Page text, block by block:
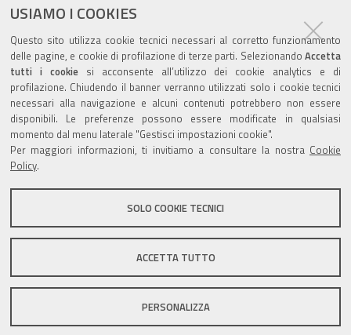
USIAMO I COOKIES
Questo sito utilizza cookie tecnici necessari al corretto funzionamento
delle pagine, e cookie di profilazione di terze parti. Selezionando Accetta
tutti i cookiesi acconsente all’utilizzo dei cookie analytics e di
profilazione. Chiudendo il banner verranno utilizzati solo i cookie tecnici
necessari alla navigazione e alcuni contenuti potrebbero non essere
disponibili. Le preferenze possono essere modificate in qualsiasi
momento dal menu laterale "Gestisci impostazioni cookie".
Per maggiori informazioni, ti invitiamo a consultare la nostra Cookie
Policy.
SOLO COOKIE TECNICI
ACCETTA TUTTO
PERSONALIZZA
Se hai dimenticato la tua password,
possiamo
spedirtene una nuova.
Valuta questo sito
Sito istituzionale Comune di Zola Predosa